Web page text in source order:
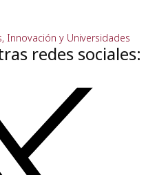
redes sociales: